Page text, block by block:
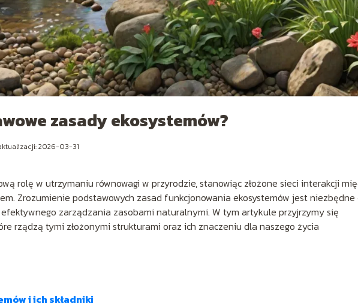
zasady ekosystemów?
2026-03-31
rolę w utrzymaniu równowagi w przyrodzie, stanowiąc złożone sieci interakcji
Zrozumienie podstawowych zasad funkcjonowania ekosystemów jest niezbędne
zarządzania zasobami naturalnymi. W tym artykule przyjrzymy się
rządzą tymi złożonymi strukturami oraz ich znaczeniu dla naszego życia
i ich składniki